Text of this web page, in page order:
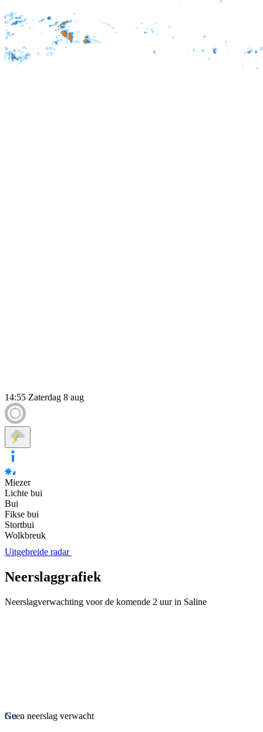
14:55 Zaterdag 8 aug
Miezer
Lichte bui
Bui
Fikse bui
Stortbui
Wolkbreuk
Uitgebreide radar
Neerslaggrafiek
Neerslagverwachting voor de komende 2 uur in Saline
Nu
Geen neerslag verwacht